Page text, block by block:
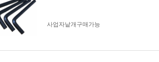
사업자 낱개구매가능